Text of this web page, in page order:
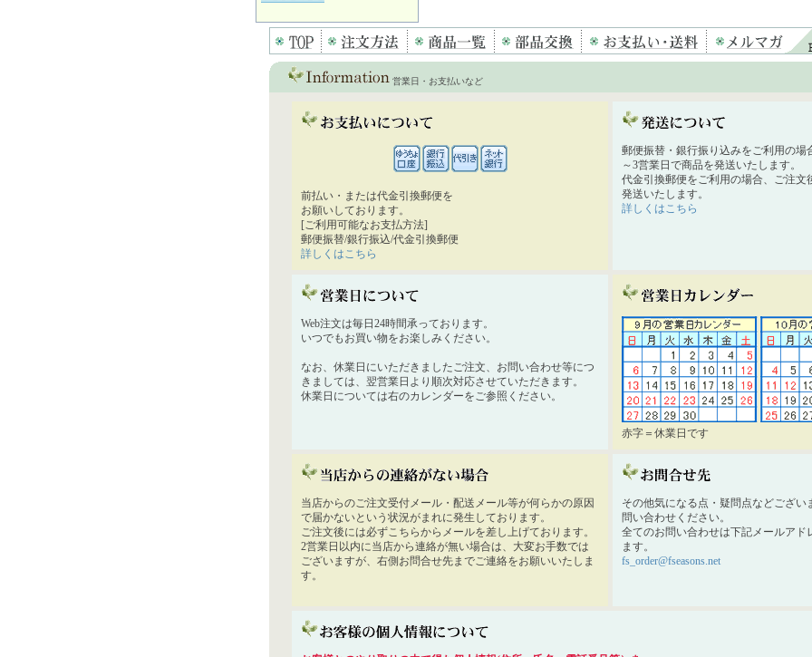
営業日・お支払いなど
前払い・または代金引換郵便を
お願いしております。
[ご利用可能なお支払方法]
郵便振替/銀行振込/代金引換郵便
詳しくはこちら
郵便振替・銀行振り込みをご利用の場
～3営業日で商品を発送いたします。
代金引換郵便をご利用の場合、ご注文
発送いたします。
詳しくはこちら
Web注文は毎日24時間承っております。
いつでもお買い物をお楽しみください。
なお、休業日にいただきましたご注文、お問い合わせ等につ
きましては、翌営業日より順次対応させていただきます。
休業日については右のカレンダーをご参照ください。
赤字＝休業日です
当店からのご注文受付メール・配送メール等が何らかの原因
で届かないという状況がまれに発生しております。
ご注文後には必ずこちらからメールを差し上げております。
2営業日以内に当店から連絡が無い場合は、大変お手数では
ございますが、右側お問合せ先までご連絡をお願いいたしま
す。
その他気になる点・疑問点などござい
問い合わせください。
全てのお問い合わせは下記メールアド
ます。
fs_order@fseasons.net